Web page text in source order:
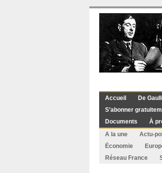
Accueil De
S’abonner
Documents
À
A la une
Actu-
Économie
Réseau France